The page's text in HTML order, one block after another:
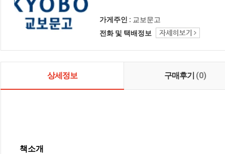
가게주인 : 교보문고
전화 및 택배정보
상세정보 구매후기 (0)
책소개